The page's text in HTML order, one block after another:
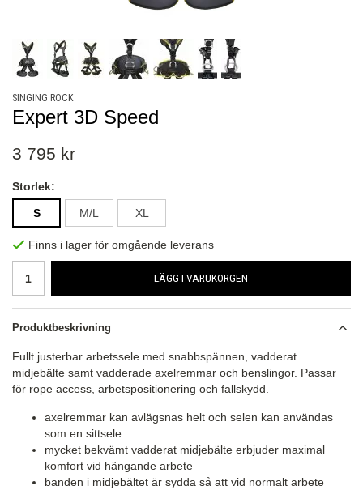
SINGING ROCK
Expert 3D Speed
3 795 kr
Storlek:
S M/L XL
Finns i lager för omgående leverans
LÄGG I VARUKORGEN
Produktbeskrivning
Fullt justerbar arbetssele med snabbspännen, vadderat
midjebälte samt vadderade axelremmar och benslingor. Passar
för rope access, arbetspositionering och fallskydd.
axelremmar kan avlägsnas helt och selen kan användas
som en sittsele
mycket bekvämt vadderat midjebälte erbjuder maximal
komfort vid hängande arbete
banden i midjebältet är sydda så att vid normalt arbete